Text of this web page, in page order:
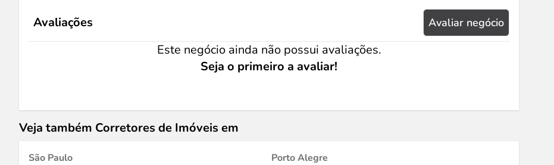
Avaliações Avaliar negócio
Este negócio ainda não possui avaliações.
Seja o primeiro a avaliar!
Veja também Corretores de Imóveis em
São Paulo
Porto Alegre